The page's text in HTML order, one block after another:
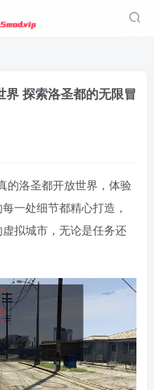
探索洛圣都的无限冒
的洛圣都开放世界，体验
一处细节都精心打造，
拟城市，无论是任务还